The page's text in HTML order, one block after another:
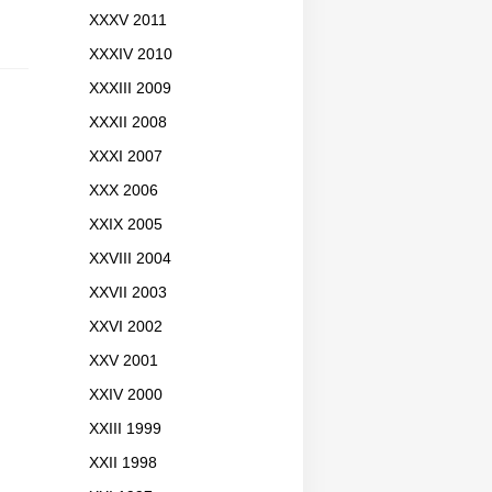
XXXV 2011
XXXIV 2010
XXXIII 2009
XXXII 2008
XXXI 2007
XXX 2006
XXIX 2005
XXVIII 2004
XXVII 2003
XXVI 2002
XXV 2001
XXIV 2000
XXIII 1999
XXII 1998